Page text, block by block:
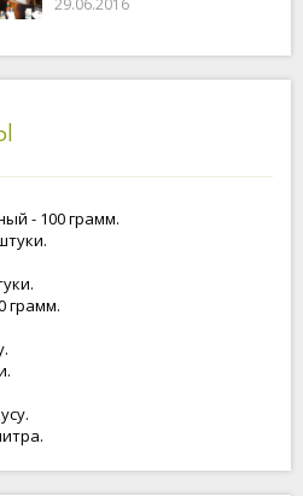
29.06.2016
- 100 грамм.
грамм.